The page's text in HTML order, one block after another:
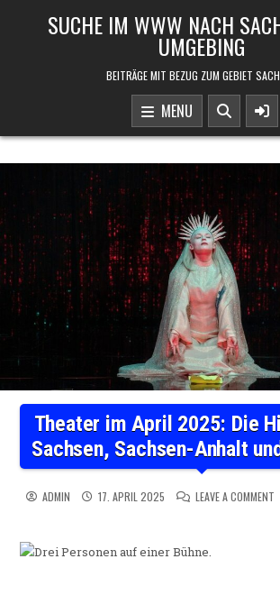
SUCHE IM WWW NACH
UMGEBING
BEITRÄGE MIT BEZUG ZUM GEBIET
MENU
Theater im April 2025: Die
Sachsen, Sachsen-Anhalt
ADMIN 17. APRIL 2025 LEAVE A COMMENT